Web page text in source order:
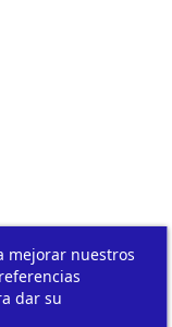
mejorar nuestros
dar su